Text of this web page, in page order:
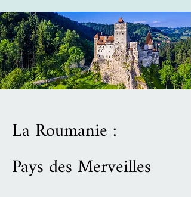
La Roumanie :
Pays des Merveilles